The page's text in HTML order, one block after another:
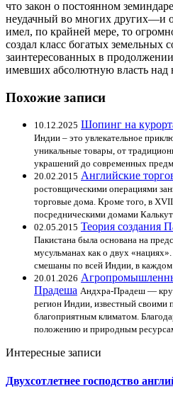
что закон о постоянном
неудачный во многих других—и
имел, по крайней мере, то
создал класс богатых земельных
заинтересованных в
имевших абсолютную власть над
Похожие записи
10.12.2025 Шопинг на
Индии – это увлекательное
уникальные товары, от
украшений до современных
20.02.2015 Английские
ростовщическими операциями
торговые дома. Кроме того, в
посредническими домами
02.05.2015 Теория создания
Пакистана была основана на
мусульманах как о двух
смешаны по всей Индии, в
20.01.2026
Прадеша Андхра-Прадеш —
регион Индии, известный своими
благоприятным климатом.
положению и природным
Интересные записи
Двухсотлетнее господство